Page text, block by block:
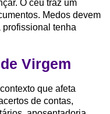
O céu traz um
Medos devem
profissional tenha
Virgem
que afeta
de contas,